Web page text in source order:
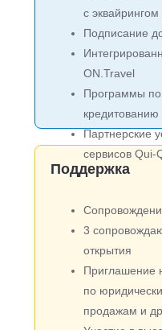
с
Подписание
ON.Travel
Программы по
кредитованию
Партнерские
сервисов Qui-
Поддержка
3
открытия
Приглашение
по
продажам и др.